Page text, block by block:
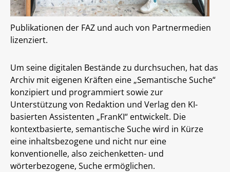
Publikationen der FAZ und auch von Partnermedien
lizenziert.
Um seine digitalen Bestände zu durchsuchen, hat das
Archiv mit eigenen Kräften eine „Semantische Suche“
konzipiert und programmiert sowie zur
Unterstützung von Redaktion und Verlag den KI-
basierten Assistenten „FranKI“ entwickelt. Die
kontextbasierte, semantische Suche wird in Kürze
eine inhaltsbezogene und nicht nur eine
konventionelle, also zeichenketten- und
wörterbezogene, Suche ermöglichen.